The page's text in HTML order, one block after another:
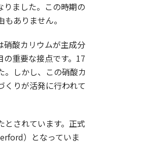
りました。この時期の
ありません。
硝酸カリウムが主成分
重要な接点です。17
。しかし、この硝酸カ
くりが活発に行われて
されています。正式
）となっていま